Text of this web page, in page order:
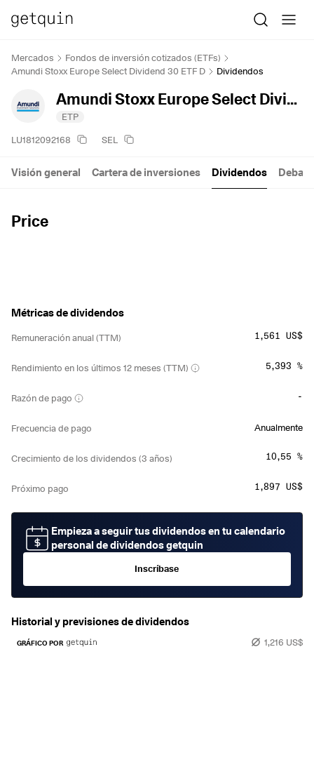
Mercados
Fondos de inversión cotizados (ETFs)
Amundi Stoxx Europe Select Dividend 30 ETF D
Dividendos
Amundi Stoxx Europe Select Dividend 30 ETF D
ETP
LU1812092168 SEL
Price
Visión general Cartera de inversiones Dividendos Debate
Métricas de dividendos
Remuneración anual (TTM) 1,561 US$
Rendimiento en los últimos 12 meses (TTM) 5,393 %
Razón de pago -
Frecuencia de pago Anualmente
Crecimiento de los dividendos (3 años) 10,55 %
Próximo pago 1,897 US$
Empieza a seguir tus dividendos en tu calendario
personal de dividendos getquin
Inscríbase
Historial y previsiones de dividendos
1,216 US$
GRÁFICO POR